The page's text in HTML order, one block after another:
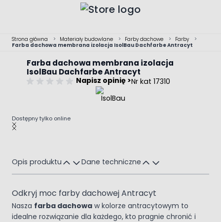
Strona główna > Materiały budowlane > Farby dachowe > Farby
>
Farba dachowa membrana izolacja IsolBau Dachfarbe Antracyt
Farba dachowa membrana izolacja
IsolBau Dachfarbe Antracyt
Napisz opinię >Nr kat 17310
Dostępny tylko online
Main image
Click to view image in fullscreen
Opis produktu Dane techniczne
Odkryj moc farby dachowej Antracyt
Nasza farba dachowa w kolorze antracytowym to
idealne rozwiązanie dla każdego, kto pragnie chronić i